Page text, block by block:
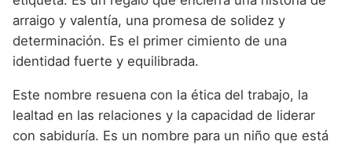
arraigo y valentía, una promesa de solidez y
determinación. Es el primer cimiento de una
identidad fuerte y equilibrada.
Este nombre resuena con la ética del trabajo, la
lealtad en las relaciones y la capacidad de liderar
con sabiduría. Es un nombre para un niño que está